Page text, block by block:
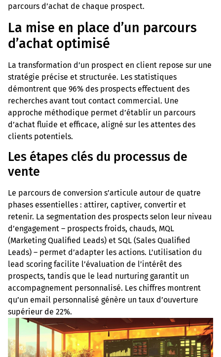
parcours d’achat de chaque prospect.
La mise en place d’un parcours
d’achat optimisé
La transformation d’un prospect en client repose sur une
stratégie précise et structurée. Les statistiques
démontrent que 96% des prospects effectuent des
recherches avant tout contact commercial. Une
approche méthodique permet d’établir un parcours
d’achat fluide et efficace, aligné sur les attentes des
clients potentiels.
Les étapes clés du processus de
vente
Le parcours de conversion s’articule autour de quatre
phases essentielles : attirer, captiver, convertir et
retenir. La segmentation des prospects selon leur niveau
d’engagement – prospects froids, chauds, MQL
(Marketing Qualified Leads) et SQL (Sales Qualified
Leads) – permet d’adapter les actions. L’utilisation du
lead scoring facilite l’évaluation de l’intérêt des
prospects, tandis que le lead nurturing garantit un
accompagnement personnalisé. Les chiffres montrent
qu’un email personnalisé génère un taux d’ouverture
supérieur de 22%.